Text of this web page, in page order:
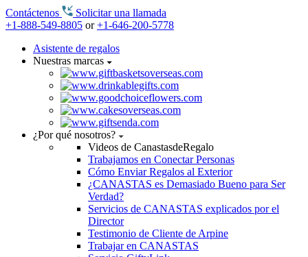
Contáctenos
Solicitar una llamada
+1-888-549-8805 or+1-646-200-5778
Asistente de regalos
Nuestras marcas
¿Por qué nosotros?
Videos de CanastasdeRegalo
Trabajamos en Conectar Personas
Cómo Enviar Regalos al Exterior
¿CANASTAS es Demasiado Bueno para Ser
Verdad?
Servicios de CANASTAS explicados por el
Director
Testimonio de Cliente de Arpine
Trabajar en CANASTAS